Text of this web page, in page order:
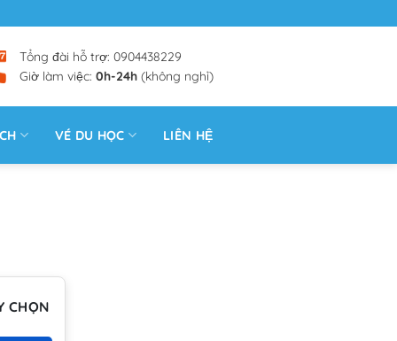
Tổng đài hỗ trợ: 0904438229
Giờ làm việc: 0h-24h (không nghỉ)
VÉ DU HỌC LIÊN HỆ
CHỌN